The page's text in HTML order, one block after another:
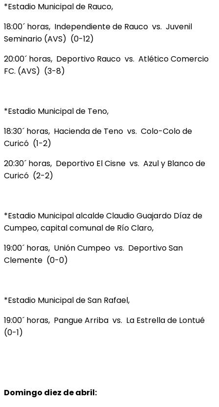
*Estadio Municipal de Rauco,
18:00´ horas, Independiente de Rauco vs. Juvenil
Seminario (AVS) (0-12)
20:00´ horas, Deportivo Rauco vs. Atlético Comercio
FC. (AVS) (3-8)
*Estadio Municipal de Teno,
18:30´ horas, Hacienda de Teno vs. Colo-Colo de
Curicó (1-2)
20:30´ horas, Deportivo El Cisne vs. Azul y Blanco de
Curicó (2-2)
*Estadio Municipal alcalde Claudio Guajardo Díaz de
Cumpeo, capital comunal de Río Claro,
19:00´ horas, Unión Cumpeo vs. Deportivo San
Clemente (0-0)
*Estadio Municipal de San Rafael,
19:00´ horas, Pangue Arriba vs. La Estrella de Lontué
(0-1)
Domingo diez de abril: